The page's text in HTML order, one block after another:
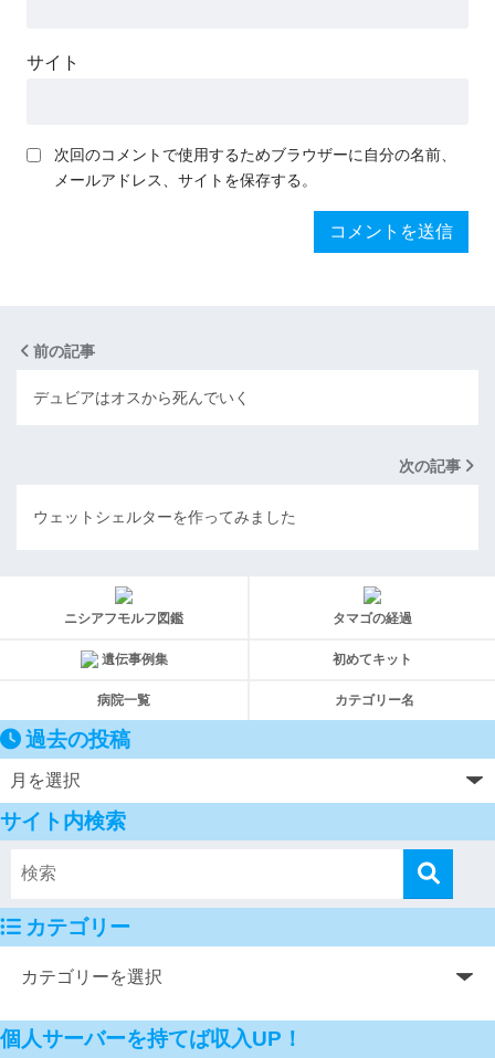
サイト
次回のコメントで使用するためブラウザーに自分の名前、
メールアドレス、サイトを保存する。
前の記事
デュビアはオスから死んでいく
次の記事
ウェットシェルターを作ってみました
ニシアフモルフ図鑑 タマゴの経過
遺伝事例集 初めてキット
病院一覧 カテゴリー名
過去の投稿
サイト内検索
カテゴリー
個人サーバーを持てば収入UP！